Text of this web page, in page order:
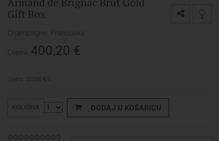
Gift Box
Champagne, Francuska
Cijena: 400,20 €
Cijena: 533,60 €/L
KOLIČINA DODAJ U KOŠARICU